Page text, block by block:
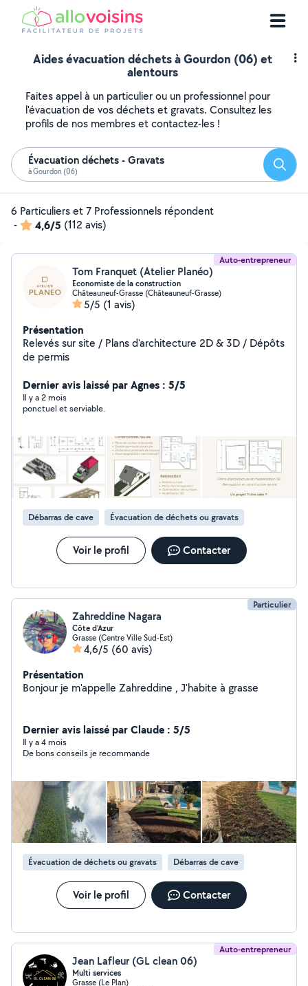
Aides évacuation déchets à Gourdon (06) et
alentours
Faites appel à un particulier ou un professionnel pour
l'évacuation de vos déchets et gravats. Consultez les
profils de nos membres et contactez-les !
Évacuation déchets - Gravats
à Gourdon (06)
6 Particuliers et 7 Professionnels répondent
-
4,6/5 (112 avis)
Auto-entrepreneur
Tom Franquet (Atelier Planéo)
Economiste de la construction
Châteauneuf-Grasse (Châteauneuf-Grasse)
5/5 (1 avis)
Présentation
Relevés sur site / Plans d'architecture 2D & 3D / Dépôts
de permis
Dernier avis laissé par Agnes : 5/5
Il y a 2 mois
ponctuel et serviable.
Débarras de cave Évacuation de déchets ou gravats
Voir le profil Contacter
Particulier
Zahreddine Nagara
Côte d’Azur
Grasse (Centre Ville Sud-Est)
4,6/5 (60 avis)
Présentation
Bonjour je m'appelle Zahreddine , J'habite à grasse
Dernier avis laissé par Claude : 5/5
Il y a 4 mois
De bons conseils je recommande
Évacuation de déchets ou gravats Débarras de cave
Voir le profil Contacter
Auto-entrepreneur
Jean Lafleur (GL clean 06)
Multi services
Grasse (Le Plan)